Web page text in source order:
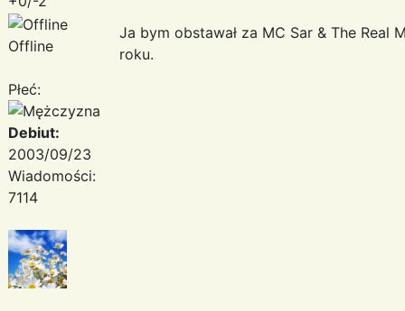
Offline
Płeć:
Debiut:
2003/09/23
Wiadomości:
7114
Ja bym obstawał za MC Sar & The Real
roku.